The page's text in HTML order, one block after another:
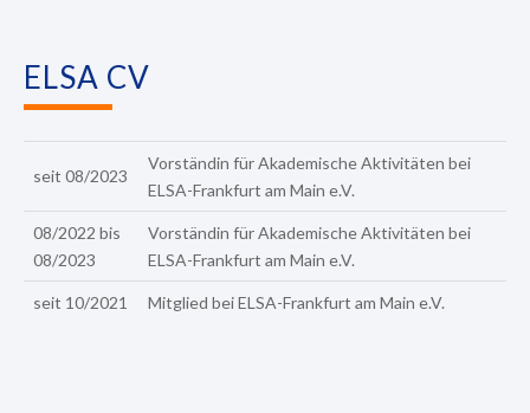
ELSA CV
seit 08/2023
Vorständin für Akademische Aktivitäten bei
ELSA-Frankfurt am Main e.V.
08/2022 bis
08/2023
Vorständin für Akademische Aktivitäten bei
ELSA-Frankfurt am Main e.V.
seit 10/2021 Mitglied bei ELSA-Frankfurt am Main e.V.